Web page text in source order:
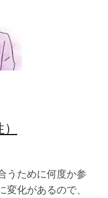
うために何度か参
化があるので、